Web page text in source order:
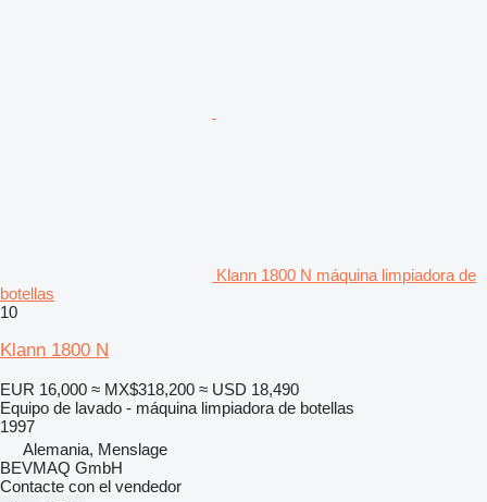
Klann 1800 N máquina limpiadora de
botellas
10
Klann 1800 N
EUR 16,000 ≈ MX$318,200 ≈ USD 18,490
Equipo de lavado - máquina limpiadora de botellas
1997
Alemania, Menslage
BEVMAQ GmbH
Contacte con el vendedor